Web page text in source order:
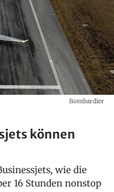
Bombardier
können
wie die
16 Stunden nonstop